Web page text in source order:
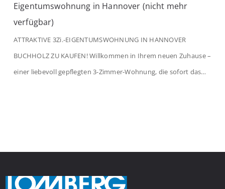
Eigentumswohnung in Hannover (nicht mehr
verfügbar)
ATTRAKTIVE 3Zi.-EIGENTUMSWOHNUNG IN HANNOVER
BUCHHOLZ ZU KAUFEN! Willkommen in Ihrem neuen Zuhause –
einer liebevoll gepflegten 3-Zimmer-Wohnung, die sofort das